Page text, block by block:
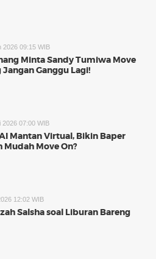
2026 09:15 WIB
Minta Sandy Tumiwa Move
Jangan Ganggu Lagi!
2026 07:00 WIB
Mantan Virtual, Bikin Baper
Mudah Move On?
12:02 WIB
Salsha soal Liburan Bareng